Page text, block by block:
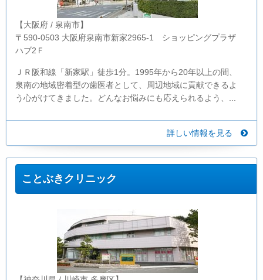
【大阪府 / 泉南市】
〒590-0503 大阪府泉南市新家2965-1 ショッピングプラザ
ハブ2Ｆ
ＪＲ阪和線「新家駅」徒歩1分。1995年から20年以上の間、
泉南の地域密着型の歯医者として、周辺地域に貢献できるよ
う心がけてきました。どんなお悩みにも応えられるよう、...
詳しい情報を見る
ことぶきクリニック